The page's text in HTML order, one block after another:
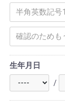
生年月日
/